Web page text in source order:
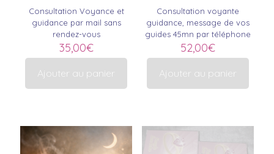
Consultation Voyance et
guidance par mail sans
rendez-vous
35,00€
Ajouter au panier
Consultation voyante
guidance, message de vos
guides 45mn par téléphone
52,00€
Ajouter au panier